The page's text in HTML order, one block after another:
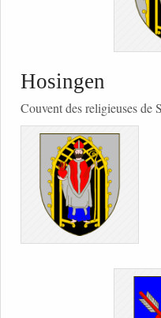
Hosingen
Couvent des religieuses de